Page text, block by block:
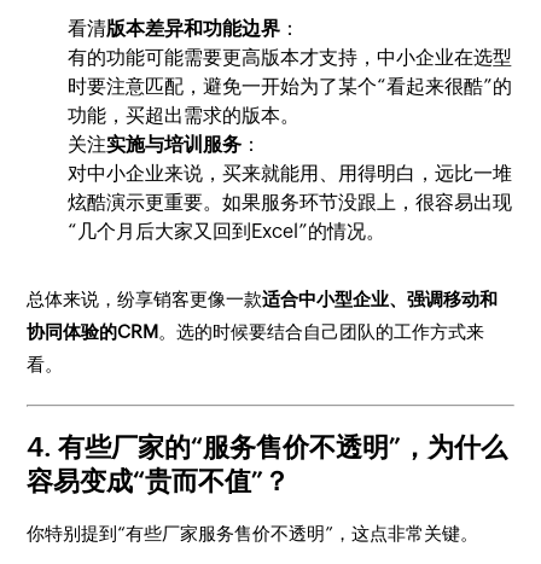
看清版本差异和功能边界 ：
有的功能可能需要更高版本才支持，中小企业在选型
时要注意匹配，避免一开始为了某个“看起来很酷”的
功能，买超出需求的版本。
关注实施与培训服务 ：
对中小企业来说，买来就能用、用得明白，远比一堆
炫酷演示更重要。如果服务环节没跟上，很容易出现
“几个月后大家又回到Excel”的情况。
总体来说，纷享销客更像一款适合中小型企业、强调移动和
协同体验的CRM。选的时候要结合自己团队的工作方式来
看。
4. 有些厂家的“服务售价不透明”，为什么
容易变成“贵而不值”？
你特别提到“有些厂家服务售价不透明”，这点非常关键。